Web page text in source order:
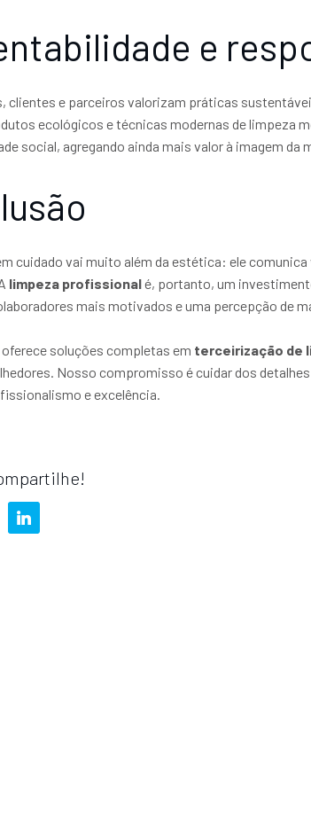
e
clientes e parceiros valorizam práticas
ecológicos e técnicas modernas de limpeza
social, agregando ainda mais valor à imagem da
cuidado vai muito além da estética: ele
limpeza profissionalé, portanto, um
mais motivados e uma percepção de
oferece soluções completas em terceirização de
Nosso compromisso é cuidar dos
e excelência.